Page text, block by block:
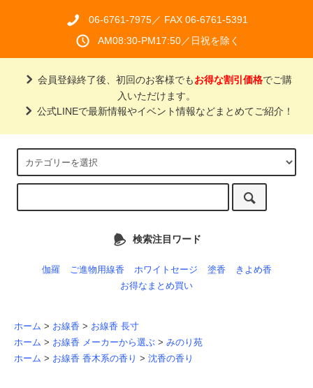
06-6761-7975／ FAX 06-6761-5391
AM08:30-PM17:50／日祝を除く
会員登録終了後、初回のお客様でもお得な割引価格でご購
入いただけます。
公式LINEで最新情報やイベント情報などまとめてご紹介！
検索注目ワード
伽羅 ご進物用線香 ホワイトセージ 塗香
きよめ香
お得なまとめ買い
ホーム > お線香 > お線香 長寸
ホーム > お線香 メーカーから選ぶ > みのり苑
ホーム > お線香 香木系の香り > 沈香の香り